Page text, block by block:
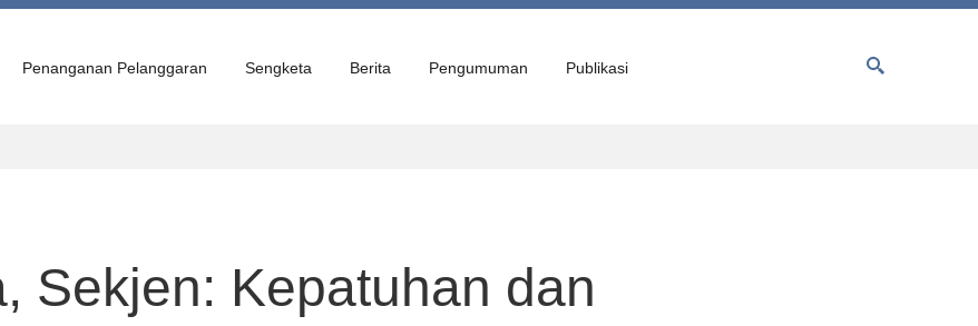
Penanganan Pelanggaran Sengketa Berita Pengumuman Publikasi
Sekjen: Kepatuhan dan